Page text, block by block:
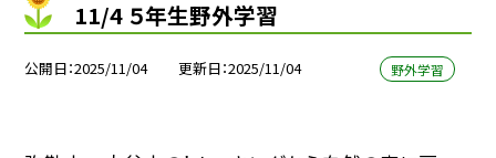
11/4 ５年生野外学習
公開日 2025/11/04 更新日 2025/11/04 野外学習